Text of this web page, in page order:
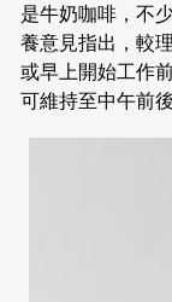
是牛奶咖啡，不
養意見指出，較
或早上開始工作
可維持至中午前後